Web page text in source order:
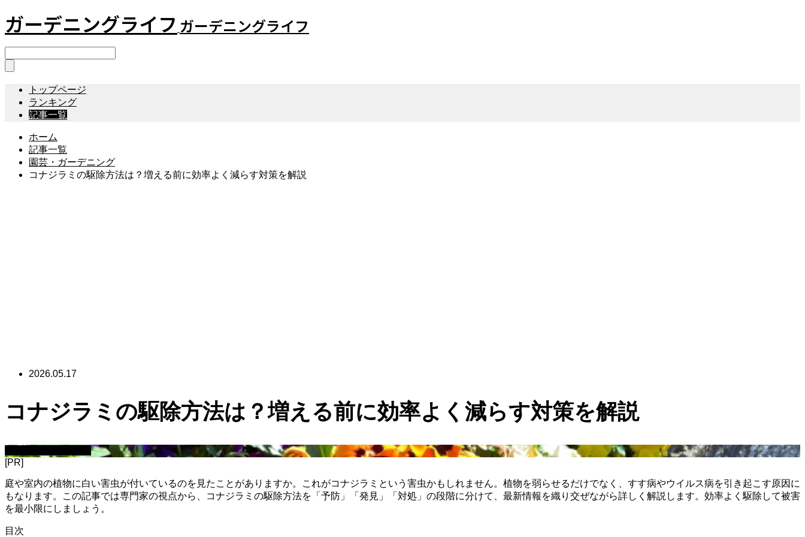
ガーデニングライフ ガーデニングライフ
トップページ
ランキング
記事一覧
ホーム
記事一覧
園芸・ガーデニング
コナジラミの駆除方法は？増える前に効率よく減らす対策を解説
2026.05.17
コナジラミの駆除方法は？増える前に効率よく減らす対策を解説
[PR]
庭や室内の植物に白い害虫が付いているのを見たことがありますか。これがコナジラミという害虫かもしれません。植物を弱らせるだけでなく、すす病やウイルス病を引き起こす原因に
もなります。この記事では専門家の視点から、コナジラミの駆除方法を「予防」「発見」「対処」の段階に分けて、最新情報を織り交ぜながら詳しく解説します。効率よく駆除して被害
を最小限にしましょう。
目次